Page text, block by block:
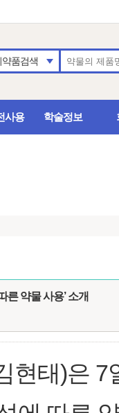
약품검색
사용 학술정보
른 약물 사용’ 소개
현태)은 7